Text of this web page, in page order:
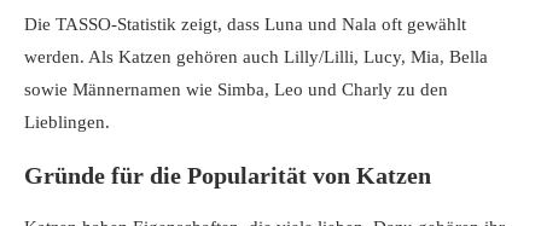
Die TASSO-Statistik zeigt, dass Luna und Nala oft gewählt
werden. Als Katzen gehören auch Lilly/Lilli, Lucy, Mia, Bella
sowie Männernamen wie Simba, Leo und Charly zu den
Lieblingen.
Gründe für die Popularität von Katzen